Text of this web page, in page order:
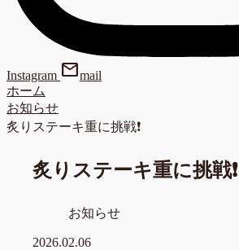
Instagram mailmail
ホーム
お知らせ
炙りステーキ重に挑戦❗
炙りステーキ重に挑戦❗
お知らせ
2026.02.06